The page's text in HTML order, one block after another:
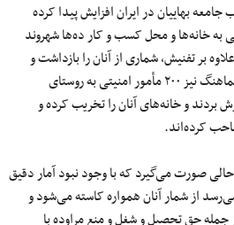
بهاییان در ایران افزایش پیدا کرده
به خانه‌ها و محل کسب و کار ده‌ها شهروند
و علاوه بر تفنیش، شماری از آنان را بازداشت و
روانه زندان کردند. در اقدامی هماهنگ نیز ۲۰۰ مأمور امنیتی به روستای
بردند و خانه‌های آنان را تخریب کرده و
کرده‌اند.
صورت می‌گیرد که با وجود نبود آمار دقیق
از شمار آنان همواره کاسته می‌شود و
جمله حق تحصیل و شغل و منع مراوده با